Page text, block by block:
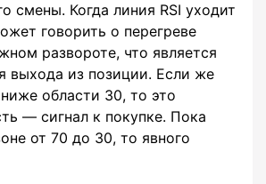
смены. Когда линия RSI уходит
говорить о перегреве
развороте, что является
выхода из позиции. Если же
области 30, то это
— сигнал к покупке. Пока
от 70 до 30, то явного